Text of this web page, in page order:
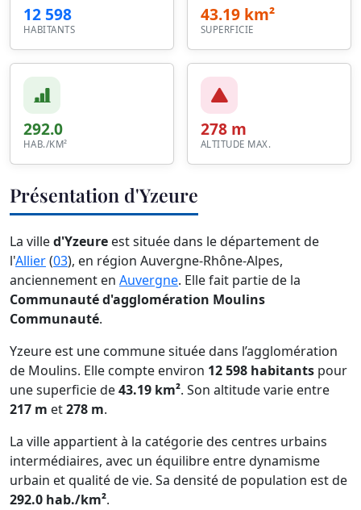
12 598
HABITANTS
43.19 km²
SUPERFICIE
292.0
HAB./KM²
278 m
ALTITUDE MAX.
Présentation d'Yzeure
La villed'Yzeure est située dans le département de
l'Allier(03), en région Auvergne-Rhône-Alpes,
anciennement en Auvergne. Elle fait partie de la
Communauté d'agglomération Moulins
Communauté.
Yzeure est une commune située dans l’agglomération
de Moulins. Elle compte environ 12 598 habitants pour
une superficie de43.19 km². Son altitude varie entre
217 m et278 m.
La ville appartient à la catégorie des centres urbains
intermédiaires, avec un équilibre entre dynamisme
urbain et qualité de vie. Sa densité de population est de
292.0 hab./km².